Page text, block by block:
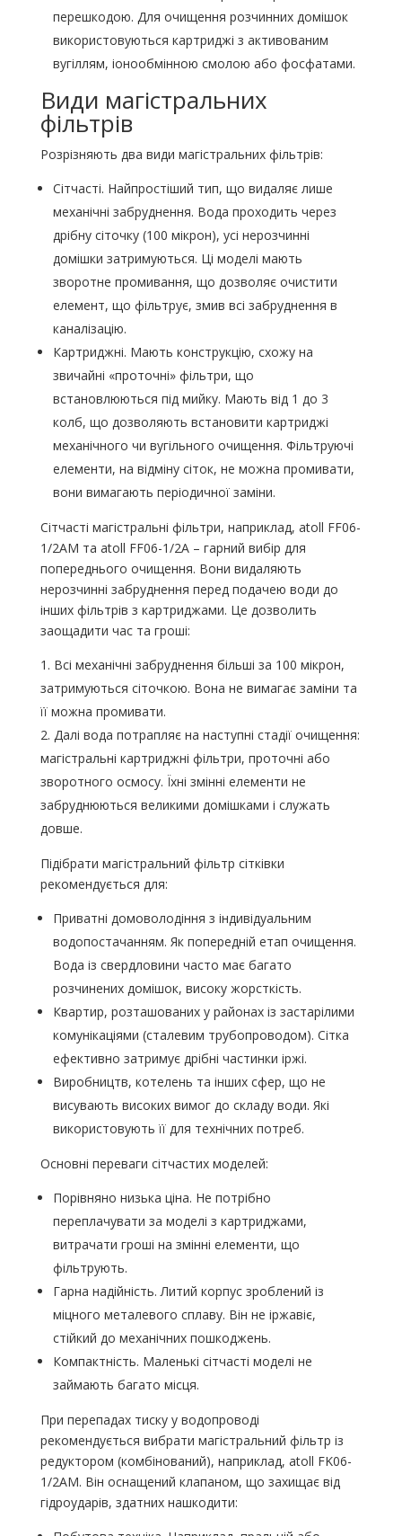
перешкодою. Для очищення розчинних домішок
використовуються картриджі з активованим
вугіллям, іонообмінною смолою або фосфатами.
Види магістральних
фільтрів
Розрізняють два види магістральних фільтрів:
Сітчасті. Найпростіший тип, що видаляє лише
механічні забруднення. Вода проходить через
дрібну сіточку (100 мікрон), усі нерозчинні
домішки затримуються. Ці моделі мають
зворотне промивання, що дозволяє очистити
елемент, що фільтрує, змив всі забруднення в
каналізацію.
Картриджні. Мають конструкцію, схожу на
звичайні «проточні» фільтри, що
встановлюються під мийку. Мають від 1 до 3
колб, що дозволяють встановити картриджі
механічного чи вугільного очищення. Фільтруючі
елементи, на відміну сіток, не можна промивати,
вони вимагають періодичної заміни.
Сітчасті магістральні фільтри, наприклад, atoll FF06-
1/2AM та atoll FF06-1/2A – гарний вибір для
попереднього очищення. Вони видаляють
нерозчинні забруднення перед подачею води до
інших фільтрів з картриджами. Це дозволить
заощадити час та гроші:
Всі механічні забруднення більші за 100 мікрон,
затримуються сіточкою. Вона не вимагає заміни та
її можна промивати.
Далі вода потрапляє на наступні стадії очищення:
магістральні картриджні фільтри, проточні або
зворотного осмосу. Їхні змінні елементи не
забруднюються великими домішками і служать
довше.
Підібрати магістральний фільтр сітківки
рекомендується для:
Приватні домоволодіння з індивідуальним
водопостачанням. Як попередній етап очищення.
Вода із свердловини часто має багато
розчинених домішок, високу жорсткість.
Квартир, розташованих у районах із застарілими
комунікаціями (сталевим трубопроводом). Сітка
ефективно затримує дрібні частинки іржі.
Виробництв, котелень та інших сфер, що не
висувають високих вимог до складу води. Які
використовують її для технічних потреб.
Основні переваги сітчастих моделей:
Порівняно низька ціна. Не потрібно
переплачувати за моделі з картриджами,
витрачати гроші на змінні елементи, що
фільтрують.
Гарна надійність. Литий корпус зроблений із
міцного металевого сплаву. Він не іржавіє,
стійкий до механічних пошкоджень.
Компактність. Маленькі сітчасті моделі не
займають багато місця.
При перепадах тиску у водопроводі
рекомендується вибрати магістральний фільтр із
редуктором (комбінований), наприклад, atoll FK06-
1/2AM. Він оснащений клапаном, що захищає від
гідроударів, здатних нашкодити: